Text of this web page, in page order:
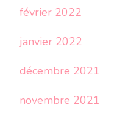
février 2022
janvier 2022
décembre 2021
novembre 2021